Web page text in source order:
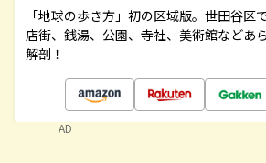
「地球の歩き方」初の区域版。世田谷区
店街、銭湯、公園、寺社、美術館などあ
解剖！
AD